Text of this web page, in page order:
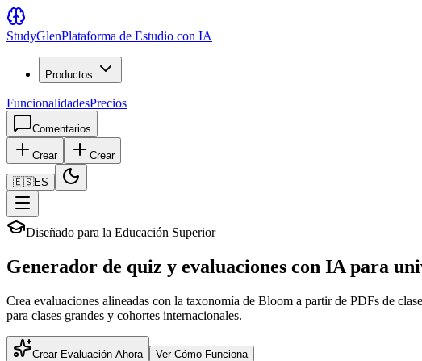
StudyGlenPlataforma de Estudio con IA
Productos
FuncionalidadesPrecios
Comentarios
Crear Crear
🇪🇸ES
Diseñado para la Educación Superior
Generador de quiz y evaluaciones con IA para
Crea evaluaciones alineadas con la taxonomía de Bloom a partir de PDFs de
para clases grandes y cohortes internacionales.
Crear Evaluación Ahora Ver Cómo Funciona